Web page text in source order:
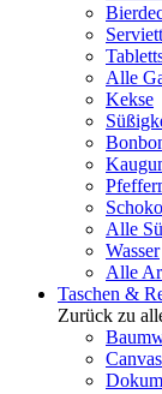
Alle
Kekse
Alle
Wasser
Alle
Taschen &
Zurück zu